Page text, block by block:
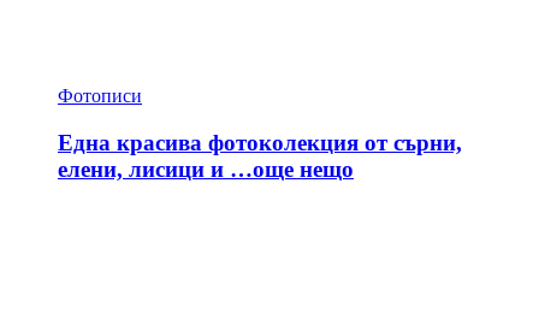
Фотописи
Една красива фотоколекция от сърни,
елени, лисици и …още нещо